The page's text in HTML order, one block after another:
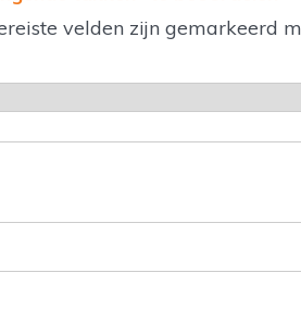
velden zijn gemarkeerd